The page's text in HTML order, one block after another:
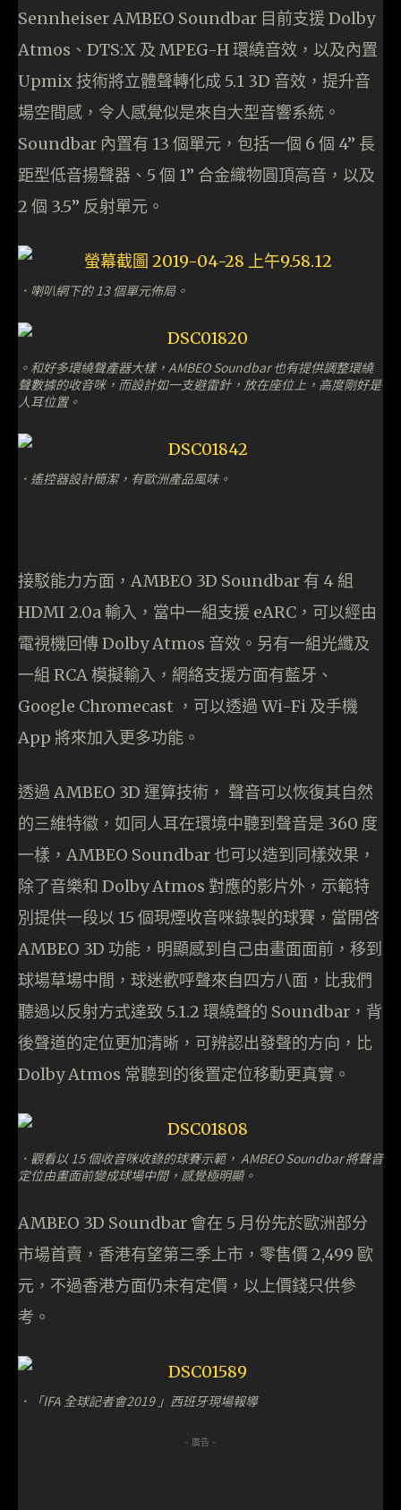
Sennheiser AMBEO Soundbar 目前支援 Dolby
Atmos、DTS:X 及 MPEG-H 環繞音效，以及內置
Upmix 技術將立體聲轉化成 5.1 3D 音效，提升音
場空間感，令人感覺似是來自大型音響系統。
Soundbar 內置有 13 個單元，包括一個 6 個 4” 長
距型低音揚聲器、5 個 1” 合金織物圓頂高音，以及
2 個 3.5” 反射單元。
．喇叭網下的 13 個單元佈局。
。和好多環繞聲產器大樣，AMBEO Soundbar 也有提供調整環繞
聲數據的收音咪，而設計如一支避雷針，放在座位上，高度剛好是
人耳位置。
．遙控器設計簡潔，有歐洲產品風味。
接駁能力方面，AMBEO 3D Soundbar 有 4 組
HDMI 2.0a 輸入，當中一組支援 eARC，可以經由
電視機回傳 Dolby Atmos 音效。另有一組光纖及
一組 RCA 模擬輸入，網絡支援方面有藍牙、
Google Chromecast ，可以透過 Wi-Fi 及手機
App 將來加入更多功能。
透過 AMBEO 3D 運算技術， 聲音可以恢復其自然
的三維特徽，如同人耳在環境中聽到聲音是 360 度
一樣，AMBEO Soundbar 也可以造到同樣效果，
除了音樂和 Dolby Atmos 對應的影片外，示範特
別提供一段以 15 個現煙收音咪錄製的球賽，當開啓
AMBEO 3D 功能，明顯感到自己由畫面面前，移到
球場草場中間，球迷歡呼聲來自四方八面，比我們
聽過以反射方式達致 5.1.2 環繞聲的 Soundbar，背
後聲道的定位更加清晰，可辨認出發聲的方向，比
Dolby Atmos 常聽到的後置定位移動更真實。
．觀看以 15 個收音咪收錄的球賽示範， AMBEO Soundbar 將聲音
定位由畫面前變成球場中間，感覺極明顯。
AMBEO 3D Soundbar 會在 5 月份先於歐洲部分
市場首賣，香港有望第三季上市，零售價 2,499 歐
元，不過香港方面仍未有定價，以上價錢只供參
考。
．「IFA 全球記者會2019 」西班牙現場報導
- 廣告 -